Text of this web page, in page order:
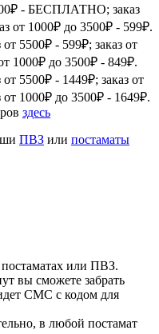
- БЕСПЛАТНО; заказ
от 1000₽ до 3500₽ - 599₽.
5500₽ - 599₽; заказ от
1000₽ до 3500₽ - 849₽.
5500₽ - 1449₽; заказ от
от 1000₽ до 3500₽ - 1649₽.
здесь
ПВЗ или постаматы
или ПВЗ.
вы сможете забрать
СМС с кодом для
в любой постамат